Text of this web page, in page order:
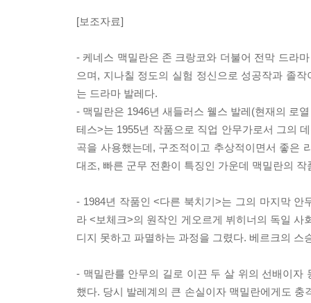
[보조자료]
- 케네스 맥밀란은 존 크랑코와 더불어 전막 드라
으며, 지나칠 정도의 실험 정신으로 성공작과 졸
는 드라마 발레다.
- 맥밀란은 1946년 새들러스 웰스 발레(현재의 로
테스>는 1955년 작품으로 직업 안무가로서 그의
곡을 사용했는데, 구조적이고 추상적이면서 좋은
대조, 빠른 군무 전환이 특징인 가운데 맥밀란의
- 1984년 작품인 <다른 북치기>는 그의 마지막
라 <보체크>의 원작인 게오르게 뷔히너의 독일
디지 못하고 파멸하는 과정을 그렸다. 베르크의
- 맥밀란를 안무의 길로 이끈 두 살 위의 선배이자
했다. 당시 발레계의 큰 손실이자 맥밀란에게도